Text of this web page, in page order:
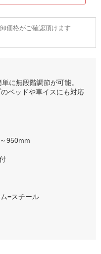
価格がご確認頂けます
に無段階調節が可能。
ベッドや車イスにも対応
950mm
=スチール